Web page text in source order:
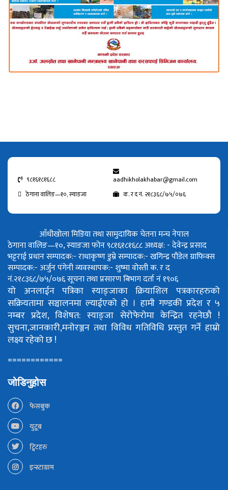
९८१६१८१६८८
aadhikholakhabar@gmail.com
ठेगाना वालिङ—१०, स्याङजा
क. र द नं. २१८३६८/७५/०७६
आँधीखोला मिडिया तथा सामुदायिक चेतना मन्च नेपाल
ठेगाना वालिङ—१०, स्याङजा फोन ९८१६१८१६८८अध्यक्ष: - देवेन्द्र प्रसाद
भट्टराईप्रधान सम्पादक:- राधाकृष्ण डुम्रेसम्पादक:- खगिन्द्र पौडेलग्राफिक्स
सम्पादक:- अर्जुन पंगेनीव्यवस्थापक:- शुष्मा वोस्तीक. र द
नं.२१८३६८/७५/०७६सूचना तथा प्रसारण बिभाग दर्ता नं १९०६
यो अनलाईन पत्रिका स्याङ्जाका क्रियाशिल पत्रकारहरुको
सक्रियतामा सञ्चालनमा ल्याईएको हो । हामी गण्डकी प्रदेश र ५
नम्बर प्रदेश, विशेषत: स्याङ्जा सेरोफेरोमा केन्द्रित रहनेछौ !
सुचना,जानकारी,मनोरञ्जन तथा विविध गतिविधि प्रस्तुत गर्ने हाम्रो
लक्ष्य रहेको छ !
============
जोडिनुहोस
फेसबुक
युटूब
ट्विटहरु
इन्स्टाग्राम